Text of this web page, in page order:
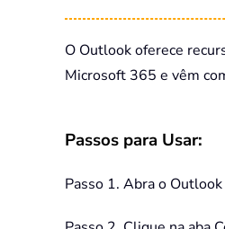
O Outlook oferece
Microsoft 365 e vêm
Passos para Usar:
Passo 1. Abra o